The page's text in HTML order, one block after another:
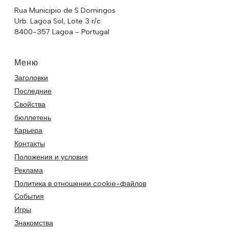
Rua Municipio de S Domingos
Urb. Lagoa Sol, Lote 3 r/c
8400-357 Lagoa - Portugal
Меню
Заголовки
Последние
Свойства
бюллетень
Карьера
Контакты
Положения и условия
Реклама
Политика в отношении cookie-файлов
События
Игры
Знакомства